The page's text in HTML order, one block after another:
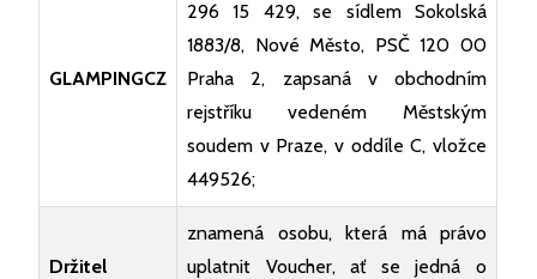
GLAMPINGCZ
296 15 429, se sídlem Sokolská
1883/8, Nové Město, PSČ 120 00
Praha 2, zapsaná v obchodním
rejstříku vedeném Městským
soudem v Praze, v oddíle C, vložce
449526;
Držitel
znamená osobu, která má právo
uplatnit Voucher, ať se jedná o